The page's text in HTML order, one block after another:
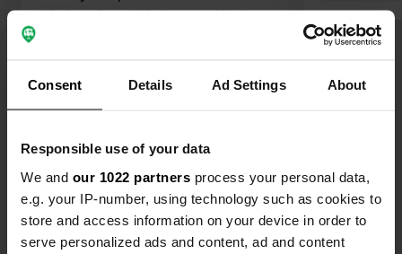
Consent Details Ad Settings About
Responsible use of your data
We and our 1022 partners process your personal data,
e.g. your IP-number, using technology such as cookies to
store and access information on your device in order to
serve personalized ads and content, ad and content
détritus éparpillés. le propriétaire
également magnifique.
Es-tu déjà venu ici ?